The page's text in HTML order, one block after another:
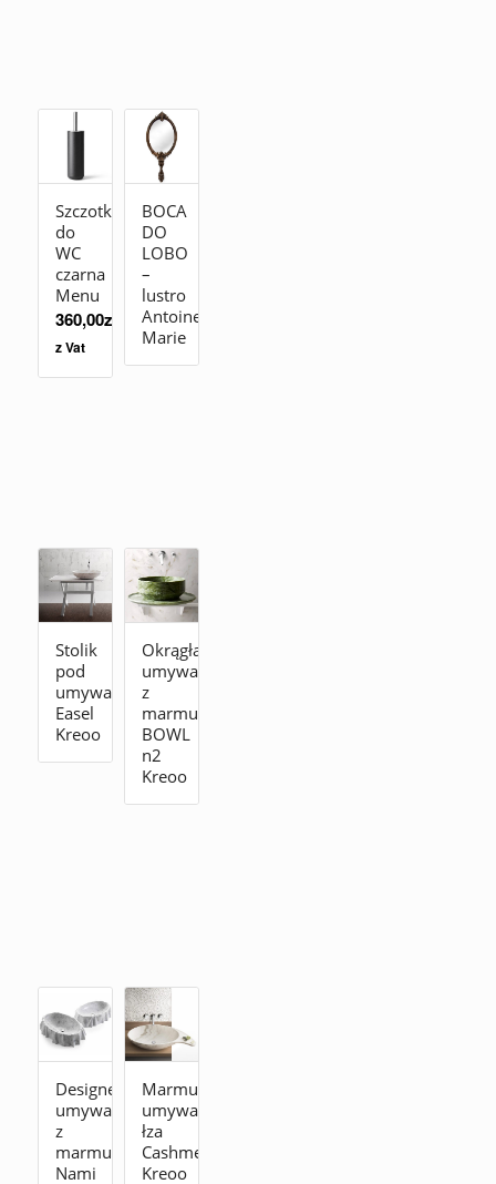
Szczotka
do
WC
czarna
Menu
360,00zł
z Vat
BOCA
DO
LOBO
–
lustro
Antoinette
Marie
Stolik
pod
umywalkę
Easel
Kreoo
Okrągła
umywalka
z
marmuru
BOWL
n2
Kreoo
Designerska
umywalka
z
marmuru
Nami
Marmurowa
umywalka
łza
Cashmere
Kreoo